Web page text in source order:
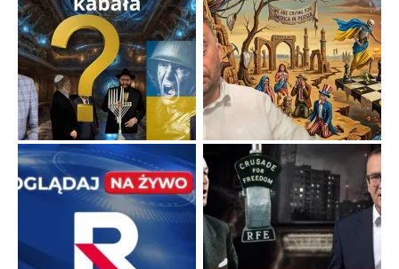
Ekspresowy kurs zbawienia z rodzinną katastrofą
Dramatyczne skutki skrajnej nadgorliwości we wspólnocie.
Popularne